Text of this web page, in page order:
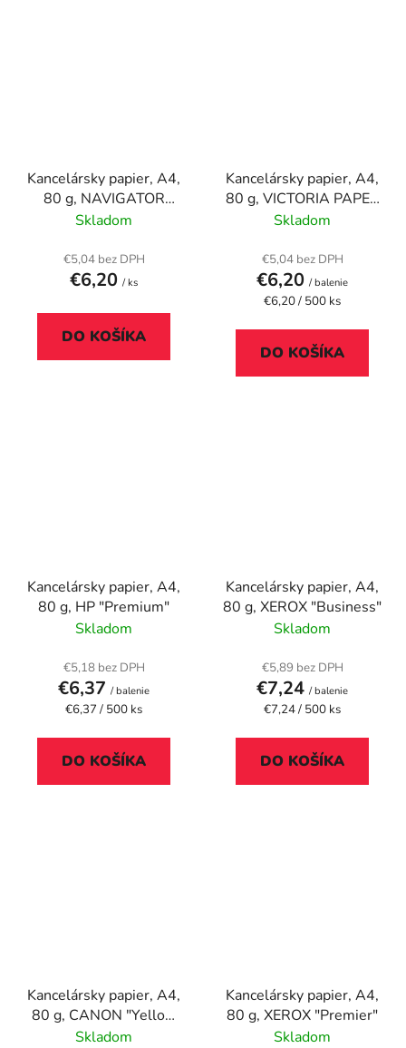
Kancelársky papier, A4,
80 g, NAVIGATOR
"Universal"
Skladom
€5,04 bez DPH
€6,20 / ks
DO KOŠÍKA
Kancelársky papier, A4,
80 g, VICTORIA PAPER
"Balance Evolution"
Skladom
€5,04 bez DPH
€6,20 / balenie
Jednotková
€6,20 / 500 ks
DO KOŠÍKA
Kancelársky papier, A4,
80 g, HP "Premium"
Skladom
€5,18 bez DPH
€6,37 / balenie
Jednotková
€6,37 / 500 ks
DO KOŠÍKA
Kancelársky papier, A4,
80 g, XEROX "Business"
Skladom
€5,89 bez DPH
€7,24 / balenie
Jednotková
€7,24 / 500 ks
DO KOŠÍKA
Kancelársky papier, A4,
80 g, CANON "Yellow
Label Print"
Skladom
Kancelársky papier, A4,
80 g, XEROX "Premier"
Skladom